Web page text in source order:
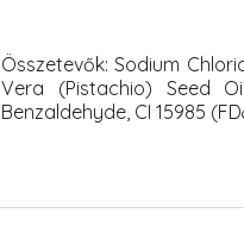
Összetevők: Sodium
Vera (Pistachio) Seed
Benzaldehyde, CI 15985